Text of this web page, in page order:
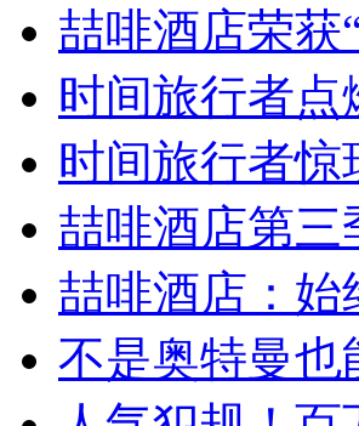
喆啡酒店荣获
时间旅行者点
时间旅行者惊
喆啡酒店第三
喆啡酒店：始
不是奥特曼